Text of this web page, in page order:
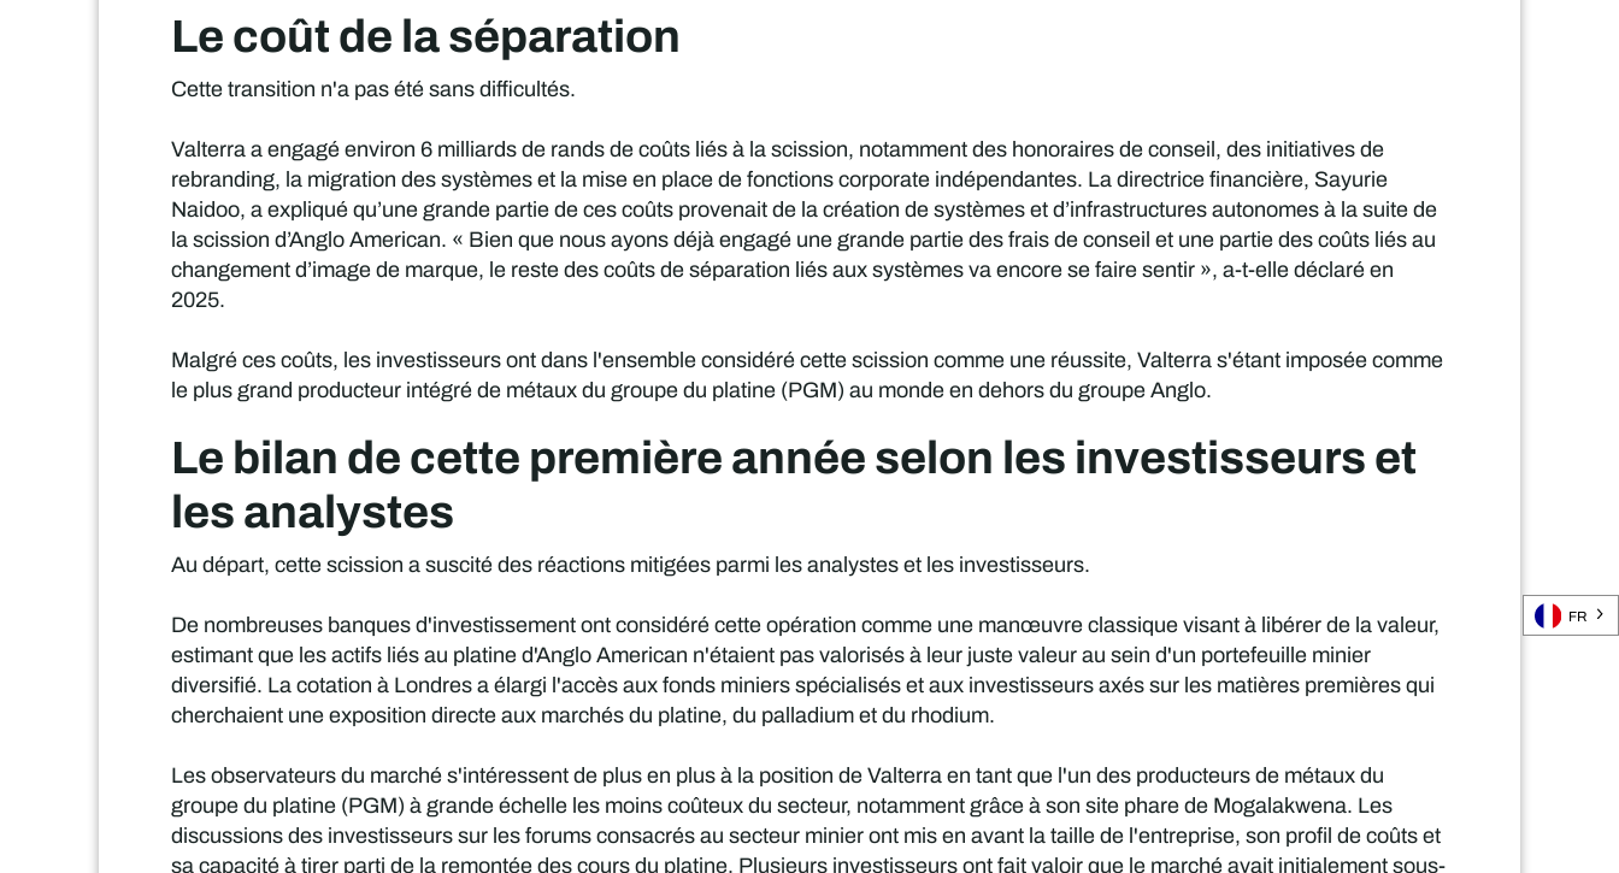
Le coût de la séparation
Cette transition n'a pas été sans difficultés.
Valterra a engagé environ 6 milliards de rands de coûts liés à la scission, notamment des honoraires de conseil, des initiatives de
rebranding, la migration des systèmes et la mise en place de fonctions corporate indépendantes. La directrice financière, Sayurie
Naidoo, a expliqué qu’une grande partie de ces coûts provenait de la création de systèmes et d’infrastructures autonomes à la suite de
la scission d’Anglo American. « Bien que nous ayons déjà engagé une grande partie des frais de conseil et une partie des coûts liés au
changement d’image de marque, le reste des coûts de séparation liés aux systèmes va encore se faire sentir », a-t-elle déclaré en
2025.
Malgré ces coûts, les investisseurs ont dans l'ensemble considéré cette scission comme une réussite, Valterra s'étant imposée comme
le plus grand producteur intégré de métaux du groupe du platine (PGM) au monde en dehors du groupe Anglo.
Le bilan de cette première année selon les investisseurs et
les analystes
Au départ, cette scission a suscité des réactions mitigées parmi les analystes et les investisseurs.
De nombreuses banques d'investissement ont considéré cette opération comme une manœuvre classique visant à libérer de la valeur,
estimant que les actifs liés au platine d'Anglo American n'étaient pas valorisés à leur juste valeur au sein d'un portefeuille minier
diversifié. La cotation à Londres a élargi l'accès aux fonds miniers spécialisés et aux investisseurs axés sur les matières premières qui
cherchaient une exposition directe aux marchés du platine, du palladium et du rhodium.
Les observateurs du marché s'intéressent de plus en plus à la position de Valterra en tant que l'un des producteurs de métaux du
groupe du platine (PGM) à grande échelle les moins coûteux du secteur, notamment grâce à son site phare de Mogalakwena. Les
discussions des investisseurs sur les forums consacrés au secteur minier ont mis en avant la taille de l'entreprise, son profil de coûts et
sa capacité à tirer parti de la remontée des cours du platine. Plusieurs investisseurs ont fait valoir que le marché avait initialement sous-
FR